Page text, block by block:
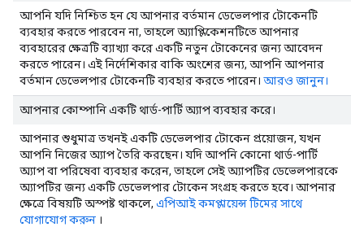
আপনি যদি নিশ্চিত হন যে আপনার বর্তমান ডেভেলপার টোকেনটি
ব্যবহার করতে পারবেন না, তাহলে অ্যাপ্লিকেশনটিতে আপনার
ব্যবহারের ক্ষেত্রটি ব্যাখ্যা করে একটি নতুন টোকেনের জন্য আবেদন
করতে পারেন। এই নির্দেশিকার বাকি অংশের জন্য, আপনি আপনার
বর্তমান ডেভেলপার টোকেনটি ব্যবহার করতে পারেন। আরও জানুন।
আপনার কোম্পানি একটি থার্ড-পার্টি অ্যাপ ব্যবহার করে।
আপনার শুধুমাত্র তখনই একটি ডেভেলপার টোকেন প্রয়োজন, যখন
আপনি নিজের অ্যাপ তৈরি করছেন। যদি আপনি কোনো থার্ড-পার্টি
অ্যাপ বা পরিষেবা ব্যবহার করেন, তাহলে সেই অ্যাপটির ডেভেলপারকে
অ্যাপটির জন্য একটি ডেভেলপার টোকেন সংগ্রহ করতে হবে। আপনার
ক্ষেত্রে বিষয়টি অস্পষ্ট থাকলে, এপিআই কমপ্লায়েন্স টিমের সাথে
যোগাযোগ করুন ।